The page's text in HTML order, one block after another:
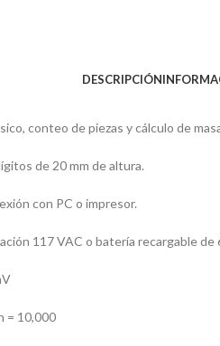
DESCRIPCIÓN
conteo de piezas y cálculo de
de 20 mm de altura.
con PC o impresor.
117 VAC o batería recargable
= 10,000